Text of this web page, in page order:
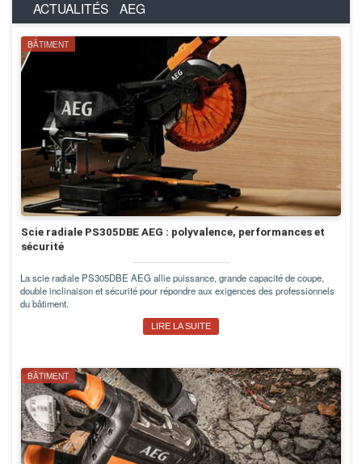
ACTUALITÉS AEG
BÂTIMENT
Scie radiale PS305DBE AEG : polyvalence, performances et
sécurité
La scie radiale PS305DBE AEG allie puissance, grande capacité de coupe,
double inclinaison et sécurité pour répondre aux exigences des professionnels
du bâtiment.
LIRE LA SUITE
BÂTIMENT